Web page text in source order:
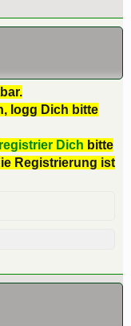
logg Dich bitte
registrier Dich bitte
Registrierung ist